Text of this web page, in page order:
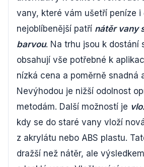
vany, které vám ušetří peníze i
nejoblíbenější patří nátěr vany
barvou. Na trhu jsou k dostání
obsahují vše potřebné k
nízká cena a poměrně snadná
Nevýhodou je nižší odolnost
metodám. Další možností je
kdy se do staré vany vloží
z akrylátu nebo ABS plastu.
dražší než nátěr, ale